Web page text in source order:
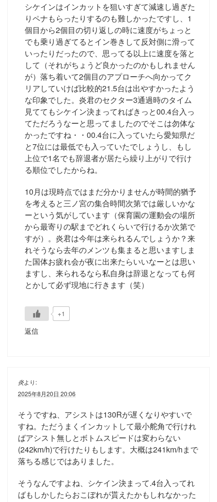
シケインはインカットを狙いすぎて減速し過ぎた
りペナもらったりするのも難しかったですし、1
個目から2個目の切り返しの時に速度がちょっと
でも乗り過ぎてるとイン巻きして反対側に滑って
いったりだったので、思ってる以上に速度を落と
して（それがちょうど良かったのかもしれません
が）落ち着いて2個目のアプローチへ向かってク
リアしていけば比較的21.5台は出やすかったよう
な印象でした。炎君のセクター3通過時のタイム
見ててもシケイン決まってればきっと00.4台入っ
てただろうなーと思ってましたのでそこは勿体な
かったですね・・00.4台に入っていたら愛知県だ
と7位には最低でも入っていたでしょうし、もし
上位で1名でも辞退者が居たら繰り上がりで行け
る順位でしたからね。
10月は現時点ではまだ分かりませんが時間的猶予
を考えると三ノ宮の集合時間次第では厳しいかな
ーという気がしています（保育園の運動会の場所
から最寄りの駅までどれくらいで行けるか次第で
すが）。炎君は今年は来られるんでしょうか？来
れそうなら去年のメンツも集まると思いますしま
た国体お疲れ会が夜に出来たらいいなーとは思い
ますし、来られるなら私自身は辞退となっても何
とかして必ず現地に行きます（笑）
+1
返信
炎より:
2025年8月20日 20:06
そうですね、アシストは130Rが遅くなりやすいで
すね。ただうまくインカットして最小舵角で行けれ
ばアシスト無しとボトムスピードは変わらない
(242km/h)で行けたりもします。大概は241km/hまで
落ちる感じではありました。
そうなんですよね、シケイン決まって.4台入ってれ
ばもしかしたらおこぼれが貰えたかもしれなかった